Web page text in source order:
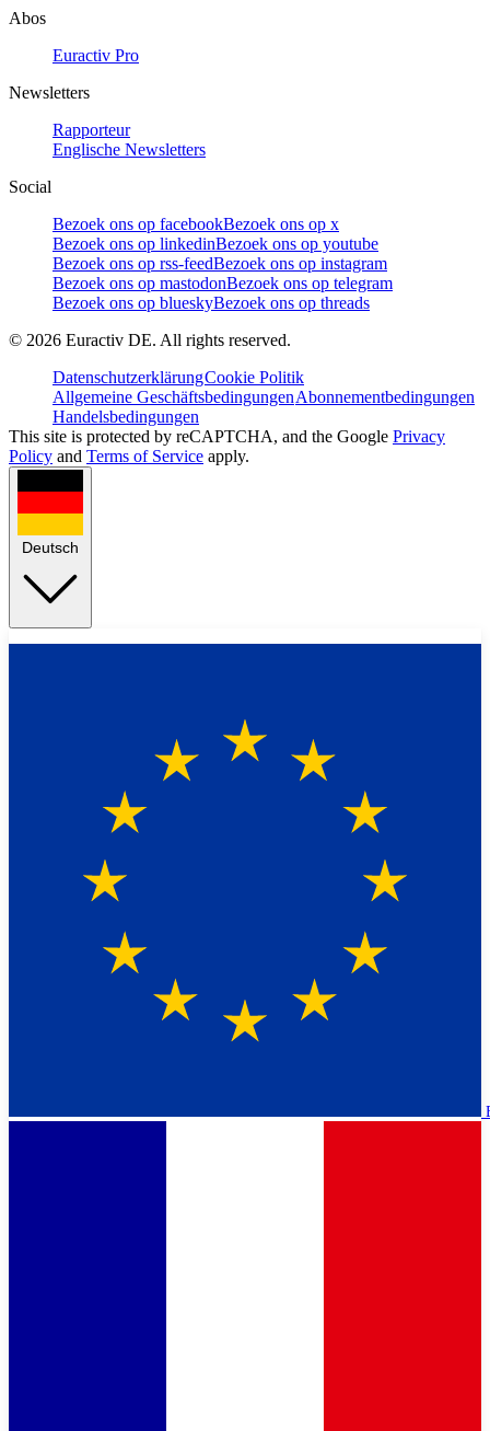
Abos
Euractiv Pro
Newsletters
Rapporteur
Englische Newsletters
Social
Bezoek ons op facebookBezoek ons op x
Bezoek ons op linkedinBezoek ons op youtube
Bezoek ons op rss-feedBezoek ons op instagram
Bezoek ons op mastodonBezoek ons op telegram
Bezoek ons op blueskyBezoek ons op threads
© 2026 Euractiv DE. All rights reserved.
DatenschutzerklärungCookie Politik
Allgemeine GeschäftsbedingungenAbonnementbedingungen
Handelsbedingungen
This site is protected by reCAPTCHA, and the Google Privacy
Policy and Terms of Service apply.
Deutsch